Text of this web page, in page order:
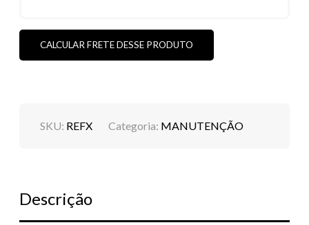
DE
TITANIO
ORIGINAIS
(APERTO
NO
CALCULAR FRETE DESSE PRODUTO
SKU: REFX Categoria: MANUTENÇÃO
Descrição